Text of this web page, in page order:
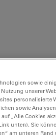
sowie
unserer
personalisierte
sowie
„Alle Cookies
unten). Sie
am unteren Rand